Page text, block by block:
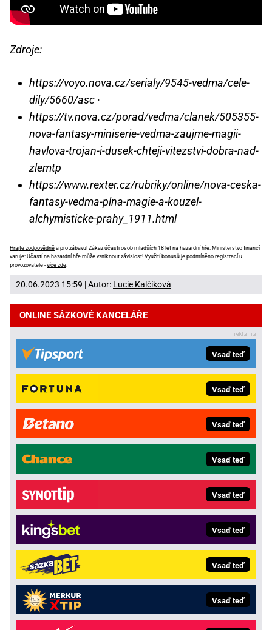
Zdroje:
https://voyo.nova.cz/serialy/9545-vedma/cele-
dily/5660/asc ·
https://tv.nova.cz/porad/vedma/clanek/505355-
nova-fantasy-miniserie-vedma-zaujme-magii-
havlova-trojan-i-dusek-chteji-vitezstvi-dobra-nad-
zlemtp
https://www.rexter.cz/rubriky/online/nova-ceska-
fantasy-vedma-plna-magie-a-kouzel-
alchymisticke-prahy_1911.html
Hrajte zodpovědně a pro zábavu! Zákaz účasti osob mladších 18 let na hazardní hře. Ministerstvo financí
varuje: Účastí na hazardní hře může vzniknout závislost! Využití bonusů je podmíněno registrací u
provozovatele -více zde
20.06.2023 15:59 | Autor: Lucie Kalčíková
ONLINE SÁZKOVÉ KANCELÁŘE
Vsaď teď
Vsaď teď
Vsaď teď
Vsaď teď
Vsaď teď
Vsaď teď
Vsaď teď
Vsaď teď